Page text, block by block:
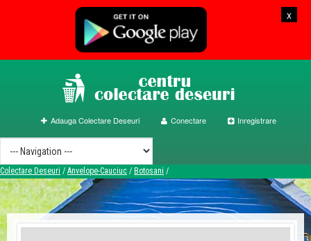
x
Adauga Colectare Deseuri Conectare Inregistrare
Colectare Deseuri / Anvelope-Cauciuc / Botosani /